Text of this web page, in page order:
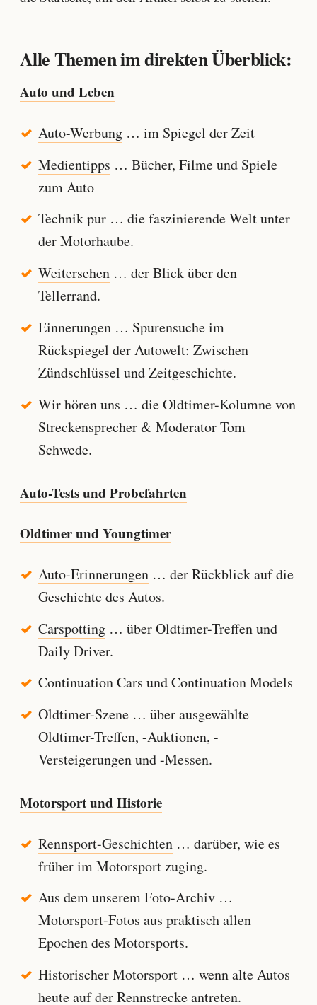
Alle Themen im direkten Überblick:
Auto und Leben
Auto-Werbung… im Spiegel der Zeit
Medientipps … Bücher, Filme und Spiele
zum Auto
Technik pur… die faszinierende Welt unter
der Motorhaube.
Weitersehen… der Blick über den
Tellerrand.
Einnerungen… Spurensuche im
Rückspiegel der Autowelt: Zwischen
Zündschlüssel und Zeitgeschichte.
Wir hören uns … die Oldtimer-Kolumne von
Streckensprecher & Moderator Tom
Schwede.
Auto-Tests und Probefahrten
Oldtimer und Youngtimer
Auto-Erinnerungen… der Rückblick auf die
Geschichte des Autos.
Carspotting… über Oldtimer-Treffen und
Daily Driver.
Continuation Cars und Continuation Models
Oldtimer-Szene… über ausgewählte
Oldtimer-Treffen, -Auktionen, -
Versteigerungen und -Messen.
Motorsport und Historie
Rennsport-Geschichten… darüber, wie es
früher im Motorsport zuging.
Aus dem unserem Foto-Archiv…
Motorsport-Fotos aus praktisch allen
Epochen des Motorsports.
Historischer Motorsport… wenn alte Autos
heute auf der Rennstrecke antreten.